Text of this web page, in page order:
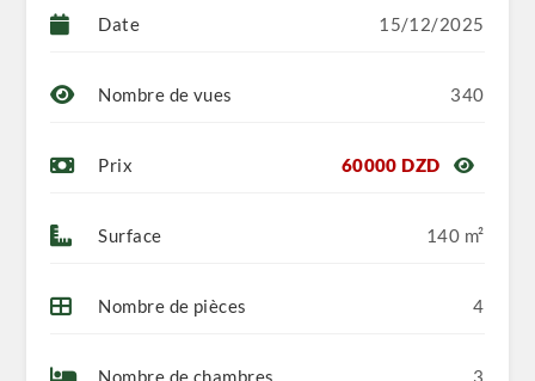
Date 15/12/2025
Nombre de vues 340
Prix 60000 DZD
Surface 140 m²
Nombre de pièces 4
Nombre de chambres 3